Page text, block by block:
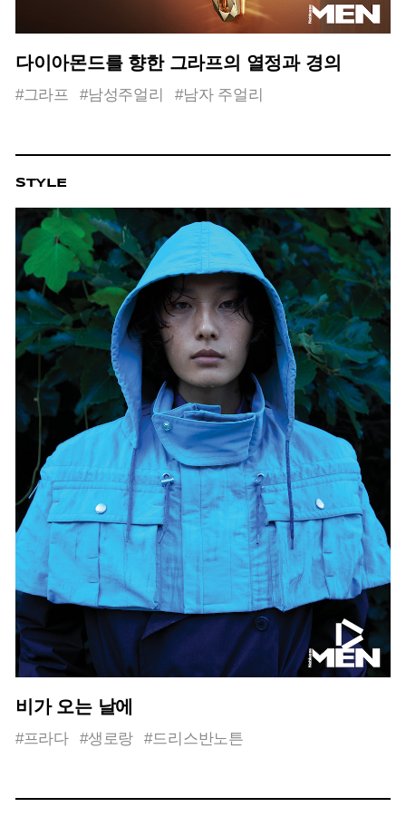
다이아몬드를 향한 그라프의 열정과 경의
#그라프 #남성주얼리 #남자 주얼리
STYLE
비가 오는 날에
#프라다 #생로랑 #드리스반노튼